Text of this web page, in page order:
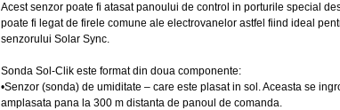
Acest senzor poate fi atasat panoului de control in porturile special
poate fi legat de firele comune ale electrovanelor astfel fiind ideal
senzorului Solar Sync.
Sonda Sol-Clik este format din doua componente:
•Senzor (sonda) de umiditate – care este plasat in sol. Aceasta se
amplasata pana la 300 m distanta de panoul de comanda.